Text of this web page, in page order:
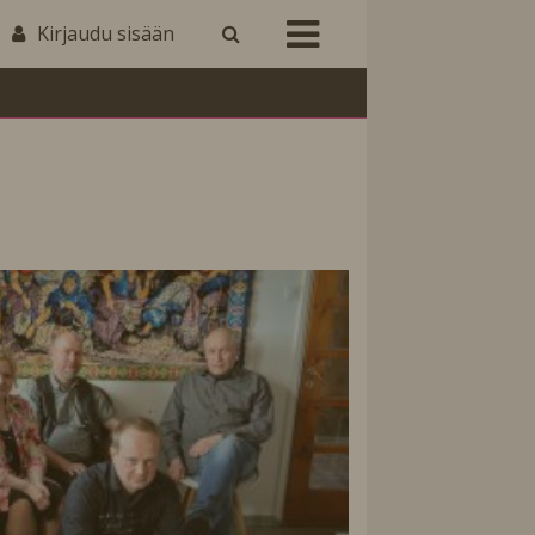
Kirjaudu sisään